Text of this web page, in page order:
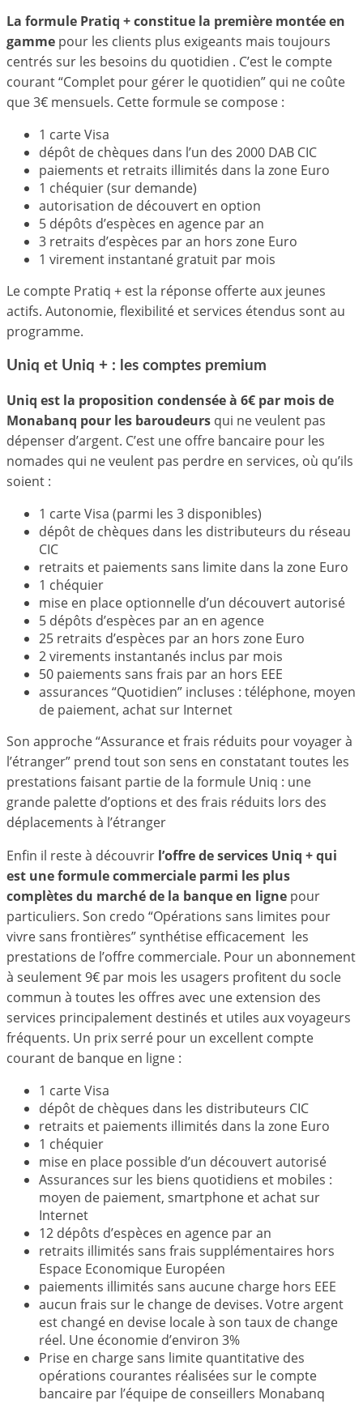
La formule Pratiq + constitue la première montée en
gamme pour les clients plus exigeants mais toujours
centrés sur les besoins du quotidien . C’est le compte
courant “Complet pour gérer le quotidien” qui ne coûte
que 3€ mensuels. Cette formule se compose :
1 carte Visa
dépôt de chèques dans l’un des 2000 DAB CIC
paiements et retraits illimités dans la zone Euro
1 chéquier (sur demande)
autorisation de découvert en option
5 dépôts d’espèces en agence par an
3 retraits d’espèces par an hors zone Euro
1 virement instantané gratuit par mois
Le compte Pratiq + est la réponse offerte aux jeunes
actifs. Autonomie, flexibilité et services étendus sont au
programme.
Uniq et Uniq + : les comptes premium
Uniq est la proposition condensée à 6€ par mois de
Monabanq pour les baroudeurs qui ne veulent pas
dépenser d’argent. C’est une offre bancaire pour les
nomades qui ne veulent pas perdre en services, où qu’ils
soient :
1 carte Visa (parmi les 3 disponibles)
dépôt de chèques dans les distributeurs du réseau
CIC
retraits et paiements sans limite dans la zone Euro
1 chéquier
mise en place optionnelle d’un découvert autorisé
5 dépôts d’espèces par an en agence
25 retraits d’espèces par an hors zone Euro
2 virements instantanés inclus par mois
50 paiements sans frais par an hors EEE
assurances “Quotidien” incluses : téléphone, moyen
de paiement, achat sur Internet
Son approche “Assurance et frais réduits pour voyager à
l’étranger” prend tout son sens en constatant toutes les
prestations faisant partie de la formule Uniq : une
grande palette d’options et des frais réduits lors des
déplacements à l’étranger
Enfin il reste à découvrir l’offre de services Uniq + qui
est une formule commerciale parmi les plus
complètes du marché de la banque en ligne pour
particuliers. Son credo “Opérations sans limites pour
vivre sans frontières” synthétise efficacement les
prestations de l’offre commerciale. Pour un abonnement
à seulement 9€ par mois les usagers profitent du socle
commun à toutes les offres avec une extension des
services principalement destinés et utiles aux voyageurs
fréquents. Un prix serré pour un excellent compte
courant de banque en ligne :
1 carte Visa
dépôt de chèques dans les distributeurs CIC
retraits et paiements illimités dans la zone Euro
1 chéquier
mise en place possible d’un découvert autorisé
Assurances sur les biens quotidiens et mobiles :
moyen de paiement, smartphone et achat sur
Internet
12 dépôts d’espèces en agence par an
retraits illimités sans frais supplémentaires hors
Espace Economique Européen
paiements illimités sans aucune charge hors EEE
aucun frais sur le change de devises. Votre argent
est changé en devise locale à son taux de change
réel. Une économie d’environ 3%
Prise en charge sans limite quantitative des
opérations courantes réalisées sur le compte
bancaire par l’équipe de conseillers Monabanq